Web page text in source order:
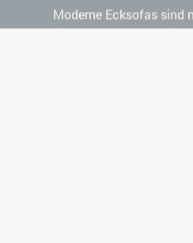
Moderne Ecksofas sind
Hingucker, sondern sie